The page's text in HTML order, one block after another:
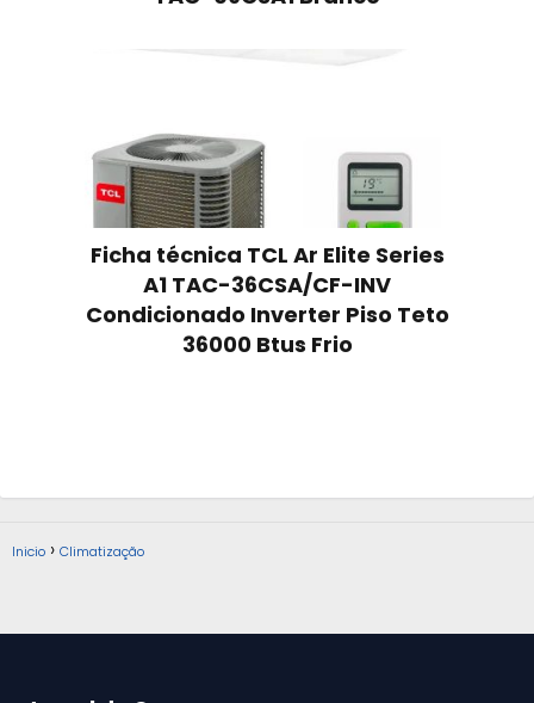
Ficha técnica TCL Ar Elite Series
A1 TAC-36CSA/CF-INV
Condicionado Inverter Piso Teto
36000 Btus Frio
Inicio Climatização